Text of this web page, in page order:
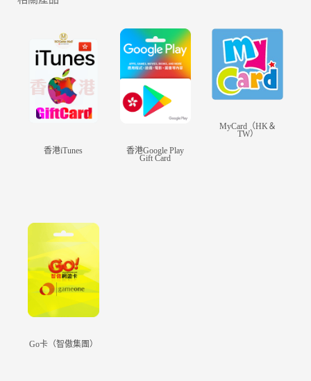
典：油麻地王小虎惡戰大龍頭，家族恩怨王海
蛟之戰、金剛山群英挑戰金羅漢等等，精彩動
畫帶你進入龍虎門的遊戲世界！
【強者雲集！過百龍虎群英結集！】
港漫風扭蛋設計令你置身於漫畫之中，近百個
新著正邪角色登場，全新3D造型活現眼前，
玩家可以隨意收集你喜歡的原著角色，龍虎三
【粵語配音！九陽易筋威震天下！ 】
精心炮製新著漫畫角色出場動畫，「本少爺就
是邪拳小魔王風雷，即管放馬過來！」粵語配
音、原汁原味！龍虎門奇功五花八門，九陽神
功、易筋經，絕招鬼哭神號、亢龍有悔、雷霆
擊鼓，動畫特效高度還原漫畫精髓！
香港iTunes 香港Google Play
Gift Card
MyCard（HK＆
TW）
Go卡（智傲集團）